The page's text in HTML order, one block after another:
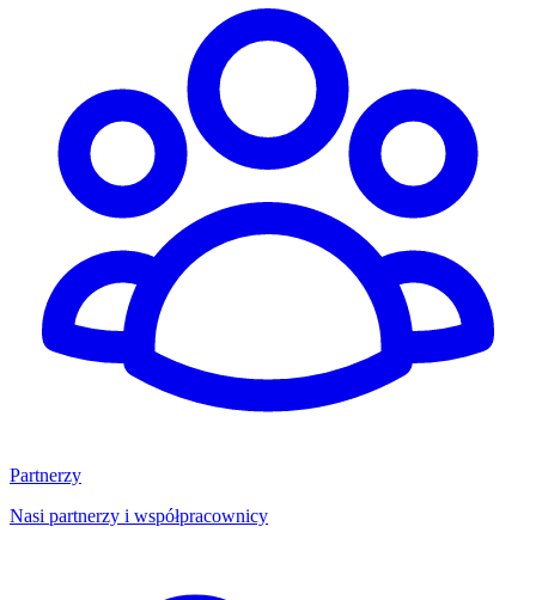
Partnerzy
Nasi partnerzy i współpracownicy